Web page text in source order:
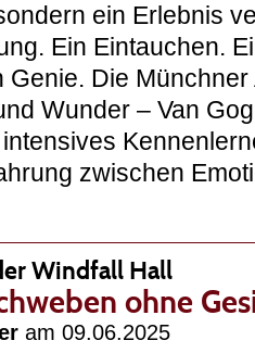
ein Erlebnis
Ein Eintauchen.
Genie. Die
Wunder – Van
zwischen
Windfall Hall
ohne
am 09.06.2025